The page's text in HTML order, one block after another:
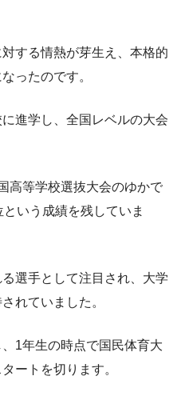
する情熱が芽生え、本格的
ったのです。
進学し、全国レベルの大会
高等学校選抜大会のゆかで
いう成績を残していま
選手として注目され、大学
れていました。
1年生の時点で国民体育大
ートを切ります。